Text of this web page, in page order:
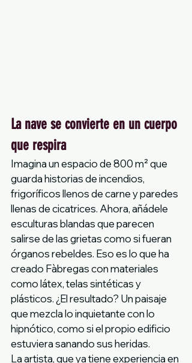
La nave se convierte en un cuerpo
que respira
Imagina un espacio de 800 m² que
guarda historias de incendios,
frigoríficos llenos de carne y paredes
llenas de cicatrices. Ahora, añádele
esculturas blandas que parecen
salirse de las grietas como si fueran
órganos rebeldes. Eso es lo que ha
creado Fàbregas con materiales
como látex, telas sintéticas y
plásticos. ¿El resultado? Un paisaje
que mezcla lo inquietante con lo
hipnótico, como si el propio edificio
estuviera sanando sus heridas.
La artista, que ya tiene experiencia en